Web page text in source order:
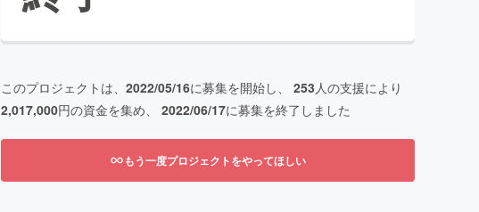
このプロジェクトは、 2022/05/16に募集を開始し、 253人の支援により
2,017,000円の資金を集め、 2022/06/17に募集を終了しました
もう一度プロジェクトをやってほしい